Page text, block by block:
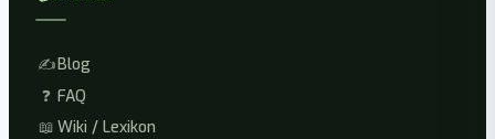
✍️Blog
❓ FAQ
📖 Wiki / Lexikon